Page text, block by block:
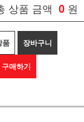
상품 금액 0 원
품 장바구니
구매하기